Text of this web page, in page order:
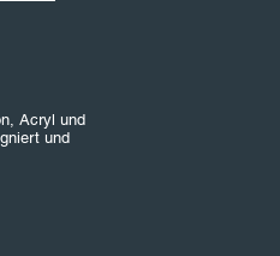
Acryl und
und